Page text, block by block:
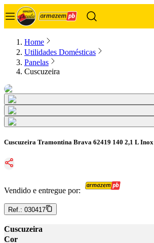
Home
Utilidades Domésticas
Panelas
Cuscuzeira
Cuscuzeira Tramontina Brava 62419 140 2,1 L Inox
Vendido e entregue por:
Ref.: 030417
Cuscuzeira
Cor